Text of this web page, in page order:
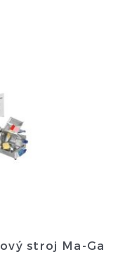
stroj Ma-Ga